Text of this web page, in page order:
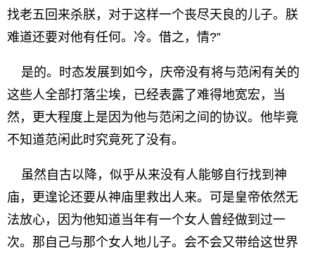
找老五回来杀朕，对于这样一个丧尽天良的儿子。朕
难道还要对他有任何。冷。借之，情?”
是的。时态发展到如今，庆帝没有将与范闲有关的
这些人全部打落尘埃，已经表露了难得地宽宏，当
然，更大程度上是因为他与范闲之间的协议。他毕竟
不知道范闲此时究竟死了没有。
虽然自古以降，似乎从来没有人能够自行找到神
庙，更遑论还要从神庙里救出人来。可是皇帝依然无
法放心，因为他知道当年有一个女人曾经做到过一
次。那自己与那个女人地儿子。会不会又带给这世界